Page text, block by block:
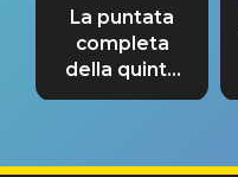
La puntata
completa
della quinta
tappa